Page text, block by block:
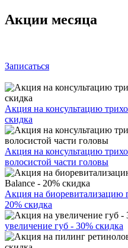
Акции месяца
Записаться
Акция на консультацию
скидка
Акция на консультацию
волосистой части головы
Акция на биоревитализацию
20% скидка
увеличение губ - 30% скидка